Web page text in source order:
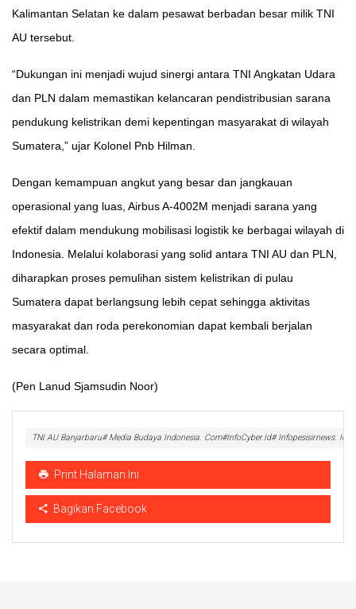
Kalimantan Selatan ke dalam pesawat berbadan besar milik TNI
AU tersebut.
“Dukungan ini menjadi wujud sinergi antara TNI Angkatan Udara
dan PLN dalam memastikan kelancaran pendistribusian sarana
pendukung kelistrikan demi kepentingan masyarakat di wilayah
Sumatera,” ujar Kolonel Pnb Hilman.
Dengan kemampuan angkut yang besar dan jangkauan
operasional yang luas, Airbus A-4002M menjadi sarana yang
efektif dalam mendukung mobilisasi logistik ke berbagai wilayah di
Indonesia. Melalui kolaborasi yang solid antara TNI AU dan PLN,
diharapkan proses pemulihan sistem kelistrikan di pulau
Sumatera dapat berlangsung lebih cepat sehingga aktivitas
masyarakat dan roda perekonomian dapat kembali berjalan
secara optimal.
(Pen Lanud Sjamsudin Noor)
TNI AU Banjarbaru# Media Budaya Indonesia. Com#InfoCyber.Id# Infopesisirnews. Id#
Print Halaman Ini
Bagikan Facebook